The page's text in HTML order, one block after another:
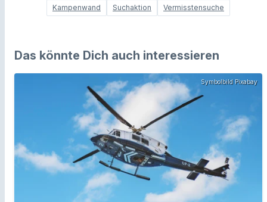
Kampenwand Suchaktion Vermisstensuche
Das könnte Dich auch interessieren
Symbolbild Pixabay